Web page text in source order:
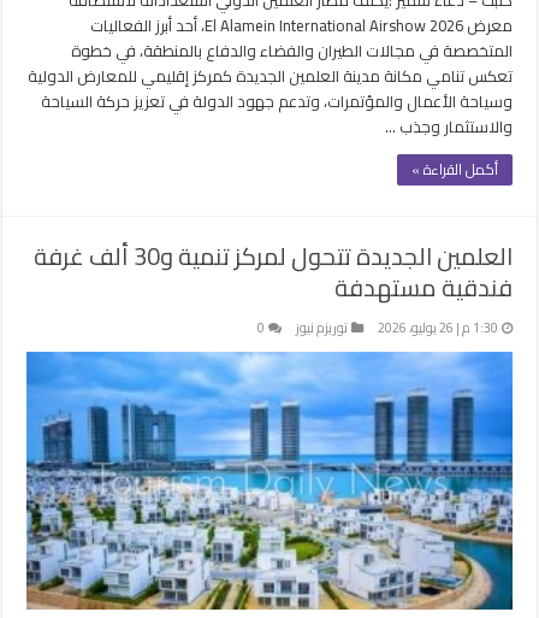
معرض El Alamein International Airshow 2026، أحد أبرز الفعاليات
المتخصصة في مجالات الطيران والفضاء والدفاع بالمنطقة، في خطوة
تعكس تنامي مكانة مدينة العلمين الجديدة كمركز إقليمي للمعارض الدولية
وسياحة الأعمال والمؤتمرات، وتدعم جهود الدولة في تعزيز حركة السياحة
والاستثمار وجذب …
أكمل القراءة »
العلمين الجديدة تتحول لمركز تنمية و30 ألف غرفة
فندقية مستهدفة
1:30 م | 26 يوليو، 2026 توريزم نيوز 0